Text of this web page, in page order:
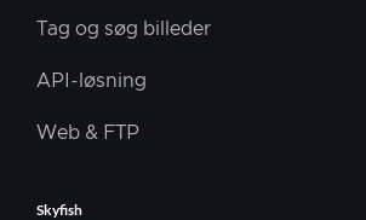
Tag og søg billeder
API-løsning
Web & FTP
Skyfish